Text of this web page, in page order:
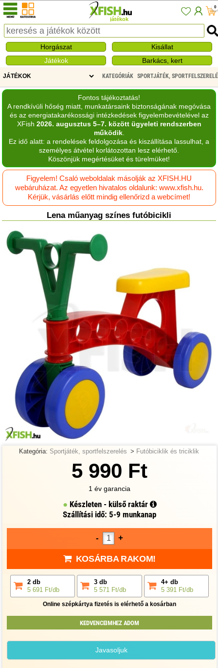
játékok
0
Horgászat
Kisállat
Játékok
Barkács, kert
KATEGÓRIÁK SPORTJÁTÉK,
Fontos tájékoztatás!
A rendkívüli hőség miatt, munkatársaink biztonságának megóvása
és az energiatakarékossági intézkedések figyelembevételével az
XFish 2026. augusztus 5–7. között ügyeleti rendszerben
működik.
Ez idő alatt: a rendelések feldolgozása és kiszállítása lassulhat, a
személyes átvétel korlátozottan lesz elérhető.
Köszönjük megértésüket és türelmüket!
Figyelem! Csaló weboldalak másolják az XFISH.HU
webáruházat. Az egyetlen hivatalos oldalunk: www.xfish.hu.
Kérjük, vásárlás előtt mindig ellenőrizd a webcímet!
Lena műanyag színes futóbicikli
Kategória: Sportjáték, sportfelszerelés > Futóbiciklik és triciklik
5 990 Ft
1 év garancia
Készleten - külső raktár
Szállítási idő: 5-9 munkanap
- +
KOSÁRBA RAKOM!
2 db
5 691 Ft/db
3 db
5 571 Ft/db
4+ db
5 391 Ft/db
Online szépkártya fizetés is elérhető a kosárban
KEDVENCEIMHEZ ADOM
Javasoljuk